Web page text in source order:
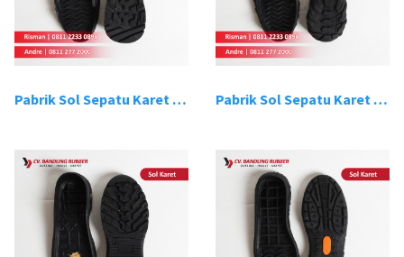
Pabrik Sol Sepatu Karet Bandung 7 Pabrik Sol Sepatu Karet Bandung 8